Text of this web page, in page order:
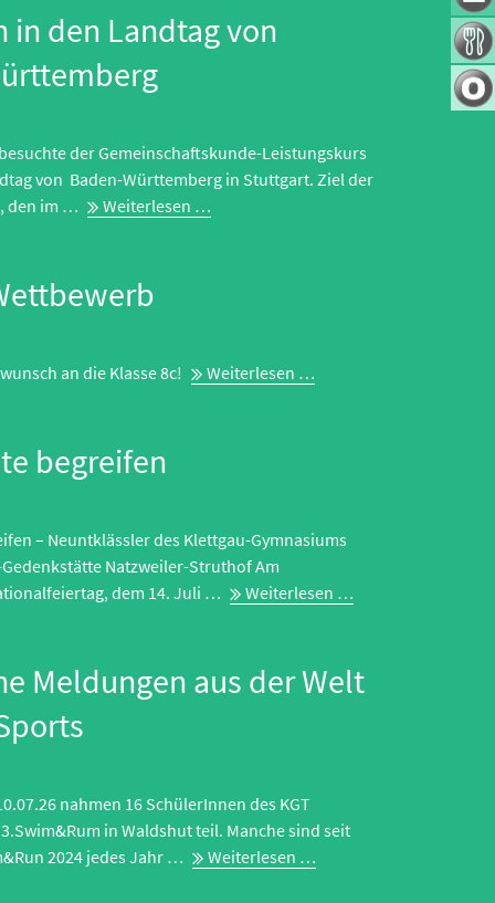
in den Landtag von
der Gemeinschaftskunde-Leistungskurs
von Baden-Württemberg in Stuttgart. Ziel der
den im …
Weiterlesen …
Württemberg
an die Klasse 8c!
Weiterlesen …
begreifen
– Neuntklässler des Klettgau-Gymnasiums
Natzweiler-Struthof Am
dem 14. Juli …
Weiterlesen …
Meldungen aus der Welt
nahmen 16 SchülerInnen des KGT
in Waldshut teil. Manche sind seit
2024 jedes Jahr …
Weiterlesen …